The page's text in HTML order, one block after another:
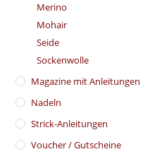
Merino
Mohair
Seide
Sockenwolle
Magazine mit Anleitungen
Nadeln
Strick-Anleitungen
Voucher / Gutscheine